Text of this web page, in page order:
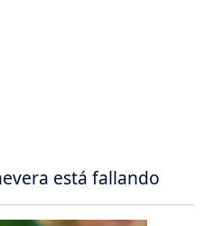
está fallando